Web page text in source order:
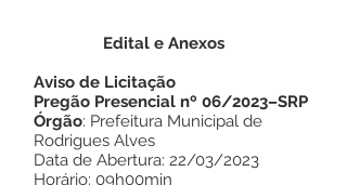
Edital e Anexos
Aviso de Licitação
Pregão Presencial nº 06/2023–SRP
Órgão: Prefeitura Municipal de
Rodrigues Alves
Data de Abertura: 22/03/2023
Horário: 09h00min